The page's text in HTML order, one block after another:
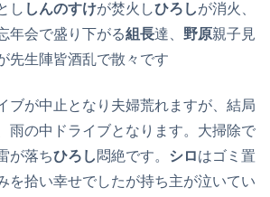
し しんのすけが焚火しひろしが消火、
年会で盛り下がる組長達、 野原親子見
先生陣皆酒乱で散々です
ブが中止となり夫婦荒れますが、結局
雨の中ドライブとなります。大掃除で
が落ちひろし 悶絶です。 シロはゴミ置
を拾い幸せでしたが持ち主が泣いてい